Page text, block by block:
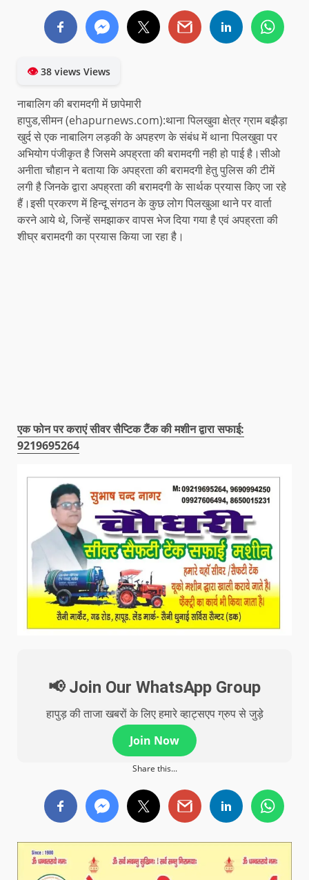
👁38 views Views
नाबालिग की बरामदगी में छापेमारी
हापुड,सीमन (ehapurnews.com):थाना पिलखुवा क्षेत्र ग्राम बझैड़ा
खुर्द से एक नाबालिग लड़की के अपहरण के संबंध में थाना पिलखुवा पर
अभियोग पंजीकृत है जिसमे अपह्रता की बरामदगी नही हो पाई है।सीओ
अनीता चौहान ने बताया कि अपह्रता की बरामदगी हेतु पुलिस की टीमें
लगी है जिनके द्वारा अपह्रता की बरामदगी के सार्थक प्रयास किए जा रहे
हैं।इसी प्रकरण में हिन्दू संगठन के कुछ लोग पिलखुआ थाने पर वार्ता
करने आये थे, जिन्हें समझाकर वापस भेज दिया गया है एवं अपह्रता की
शीघ्र बरामदगी का प्रयास किया जा रहा है।
एक फोन पर कराएं सीवर सैप्टिक टैंक की मशीन द्वारा सफाई:
9219695264
📢 Join Our WhatsApp Group
हापुड़ की ताजा खबरों के लिए हमारे व्हाट्सएप ग्रुप से जुड़े
Join Now
Share this...